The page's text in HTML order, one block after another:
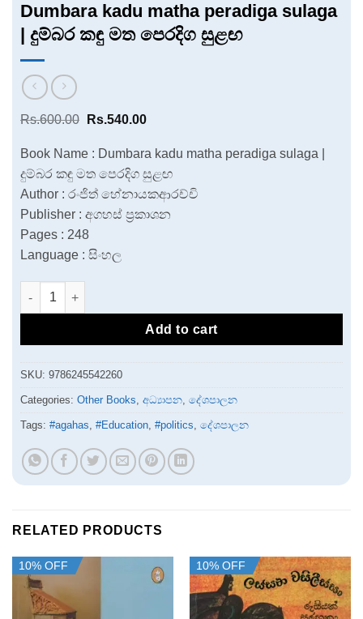
Dumbara kadu matha peradiga sulaga
| දුම්බර කඳු මත පෙරදිග සුළඟ
Rs.600.00 Original
Rs.600.00.
Rs.540.00Current
Rs.540.00.
Book Name : Dumbara kadu matha peradiga sulaga |
දුම්බර කඳු මත පෙරදිග සුළඟ
Author : රංජිත් හේනායකආරච්චි
Publisher : අගහස් ප්‍රකාශන
Pages : 248
Language : සිංහල
Dumbara kadu matha peradiga sulaga | දුම්බර කඳු මත පෙරදිග
Add to cart
SKU: 9786245542260
Categories: Other Books, අධ්‍යාපන, දේශපාලන
Tags: #agahas, #Education, #politics, දේශපාලන
RELATED PRODUCTS
10% OFF 10% OFF